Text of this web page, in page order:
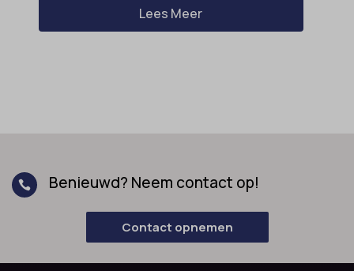
Lees Meer
 Benieuwd? Neem contact op!
Contact opnemen